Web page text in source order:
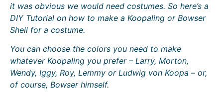
it was obvious we would need costumes. So here’s a
DIY Tutorial on how to make a Koopaling or Bowser
Shell for a costume.
You can choose the colors you need to make
whatever Koopaling you prefer – Larry, Morton,
Wendy, Iggy, Roy, Lemmy or Ludwig von Koopa – or,
of course, Bowser himself.